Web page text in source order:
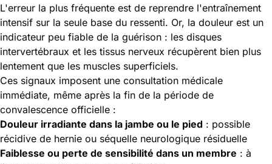
L'erreur la plus fréquente est de reprendre l'entraînement
intensif sur la seule base du ressenti. Or, la douleur est un
indicateur peu fiable de la guérison : les disques
intervertébraux et les tissus nerveux récupèrent bien plus
lentement que les muscles superficiels.
Ces signaux imposent une consultation médicale
immédiate, même après la fin de la période de
convalescence officielle :
Douleur irradiante dans la jambe ou le pied : possible
récidive de hernie ou séquelle neurologique résiduelle
Faiblesse ou perte de sensibilité dans un membre : à